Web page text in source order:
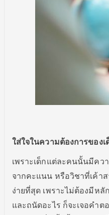
ใส่ใจในความต้องการของเ
เพราะเด็กแต่ละคนนั้นมีคว
จากคะแนน หรือวิชาที่เค้าส
ง่ายที่สุด เพราะไม่ต้องมีหลั
และถนัดอะไร ก็จะเจอคำ